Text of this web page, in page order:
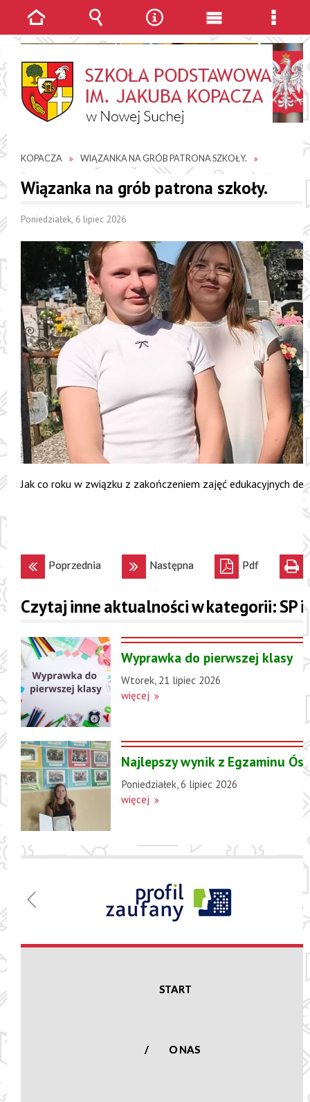
KOPACZA
WIĄZANKA NA GRÓB PATRONA SZKOŁY.
Wiązanka na grób patrona szkoły.
Poniedziałek, 6 lipiec 2026
Jak co roku w związku z zakończeniem zajęć edukacyjnych
Poprzednia Następna Pdf
Czytaj inne aktualności w kategorii: SP
Wyprawka do pierwszej klasy
Wtorek, 21 lipiec 2026
więcej
Najlepszy wynik z Egzaminu
Poniedziałek, 6 lipiec 2026
więcej
(46) 861 23
START
O NAS
Strona
główna
Wyszukiwarka
NarzędziaMenu
Menu